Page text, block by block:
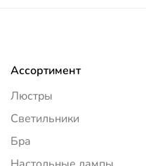
Ассортимент
Люстры
Светильники
Бра